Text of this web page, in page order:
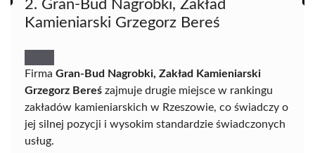
2. Gran-Bud Nagrobki, Zakład
Kamieniarski Grzegorz Bereś
Firma Gran-Bud Nagrobki, Zakład Kamieniarski
Grzegorz Bereś zajmuje drugie miejsce w rankingu
zakładów kamieniarskich w Rzeszowie, co świadczy o
jej silnej pozycji i wysokim standardzie świadczonych
usług.